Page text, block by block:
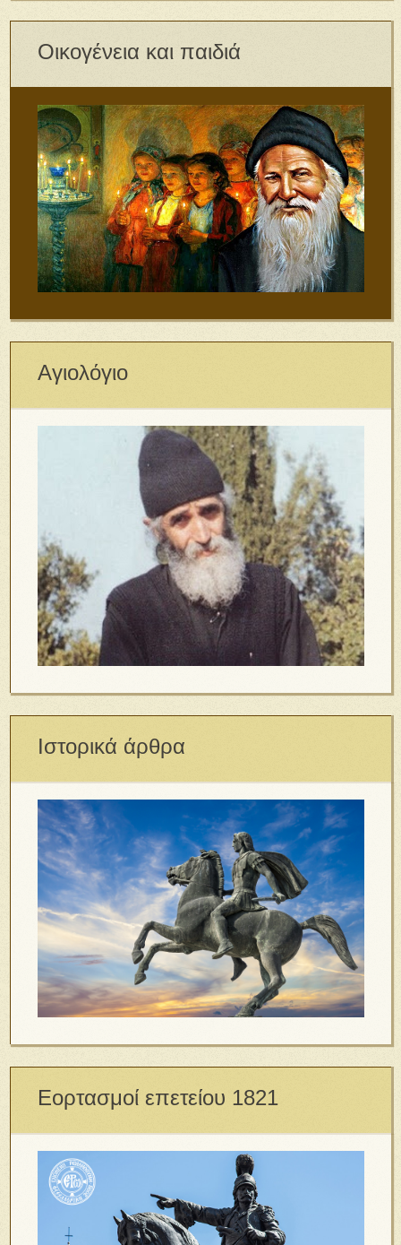
Οικογένεια και παιδιά
Αγιολόγιο
Ιστορικά άρθρα
Εορτασμοί επετείου 1821